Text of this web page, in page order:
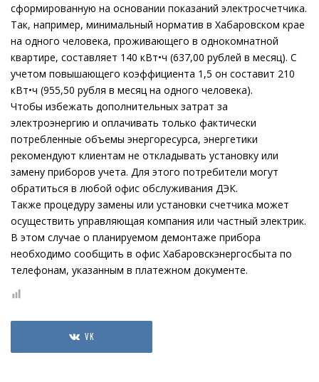
сформированную на основании показаний электросчетчика.
Так, например, минимальный норматив в Хабаровском крае
на одного человека, проживающего в однокомнатной
квартире, составляет 140 кВт•ч (637,00 рублей в месяц). С
учетом повышающего коэффициента 1,5 он составит 210
кВт•ч (955,50 рубля в месяц на одного человека).
Чтобы избежать дополнительных затрат за
электроэнергию и оплачивать только фактически
потребленные объемы энергоресурса, энергетики
рекомендуют клиентам не откладывать установку или
замену приборов учета. Для этого потребители могут
обратиться в любой офис обслуживания ДЭК.
Также процедуру замены или установки счетчика может
осуществить управляющая компания или частный электрик.
В этом случае о планируемом демонтаже прибора
необходимо сообщить в офис Хабаровскэнергосбыта по
телефонам, указанным в платежном документе.
VK